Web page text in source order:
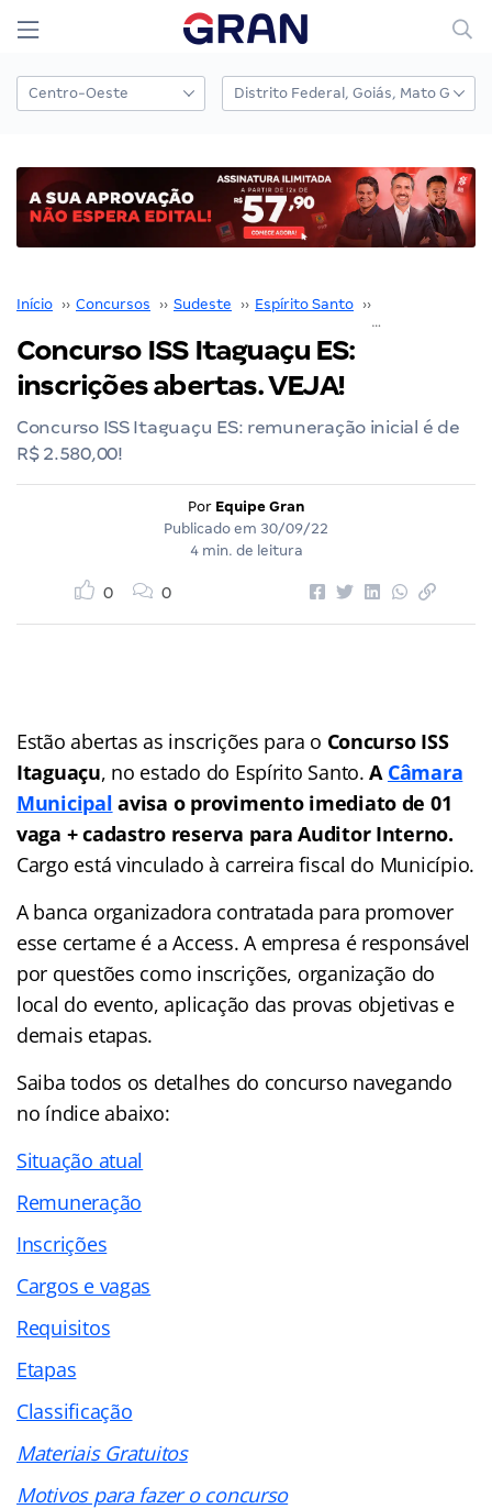
Início ›› Concursos ›› Sudeste ›› Espírito Santo ››
Concurso ISS Itaguaçu ES:
inscrições abertas. VEJA!
Concurso ISS Itaguaçu ES: remuneração inicial é de
R$ 2.580,00!
Por Equipe Gran
Publicado em 30/09/22
4 min. de leitura
0 0
Estão abertas as inscrições para o Concurso ISS
Itaguaçu, no estado do Espírito Santo.A Câmara
Municipal avisa o provimento imediato de 01
vaga + cadastro reserva para Auditor Interno.
Cargo está vinculado à carreira fiscal do Município.
A banca organizadora contratada para promover
esse certame é a Access. A empresa é responsável
por questões como inscrições, organização do
local do evento, aplicação das provas objetivas e
demais etapas.
Saiba todos os detalhes do concurso navegando
no índice abaixo:
Situação atual
Remuneração
Inscrições
Cargos e vagas
Requisitos
Etapas
Classificação
Materiais Gratuitos
Motivos para fazer o concurso